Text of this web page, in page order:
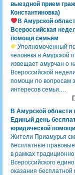
выездной прием
Константиновка)
В Амурской
Всероссийская
помощи семьям
Уполномоченный
человека в Амурской
извещает амурчан о
Всероссийской
помощи по вопросам
интересов семьи.…
В Амурской области
Единый день
юридической помощи
Жители Приамурья
бесплатные правовые
в рамках
Всероссийского
оказания бесплатной